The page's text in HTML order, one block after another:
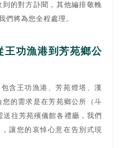
的對方訃聞，其他編排敬輓
們將為您全程處理。
王功漁港到芳苑鄉公
含王功漁港、芳苑燈塔、漢
的需求是在芳苑鄉公所（斗
送往芳苑殯儀館各禮廳，我們
讓您的哀悼心意在告別式現